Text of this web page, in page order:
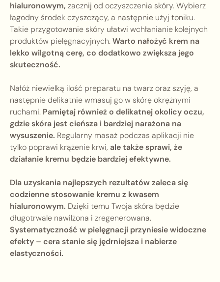
hialuronowym, zacznij od oczyszczenia skóry. Wybierz
łagodny środek czyszczący, a następnie użyj toniku.
Takie przygotowanie skóry ułatwi wchłanianie kolejnych
produktów pielęgnacyjnych.Warto nałożyć krem na
lekko wilgotną cerę, co dodatkowo zwiększa jego
skuteczność.
Nałóż niewielką ilość preparatu na twarz oraz szyję, a
następnie delikatnie wmasuj go w skórę okrężnymi
ruchami. Pamiętaj również o delikatnej okolicy oczu,
gdzie skóra jest cieńsza i bardziej narażona na
wysuszenie. Regularny masaż podczas aplikacji nie
tylko poprawi krążenie krwi, ale także sprawi, że
działanie kremu będzie bardziej efektywne.
Dla uzyskania najlepszych rezultatów zaleca się
codzienne stosowanie kremu z kwasem
hialuronowym. Dzięki temu Twoja skóra będzie
długotrwale nawilżona i zregenerowana.
Systematyczność w pielęgnacji przyniesie widoczne
efekty – cera stanie się jędrniejsza i nabierze
elastyczności.